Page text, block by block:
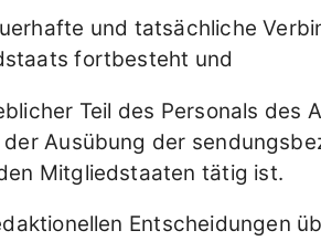
und tatsächliche
fortbesteht und
Teil des Personals des
Ausübung der
Mitgliedstaaten tätig ist.
Entscheidungen